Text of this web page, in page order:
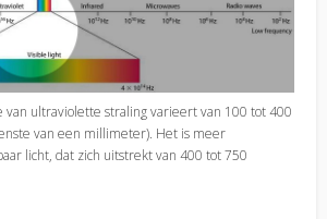
van ultraviolette straling varieert van 100 tot 400
van een millimeter). Het is meer
licht, dat zich uitstrekt van 400 tot 750